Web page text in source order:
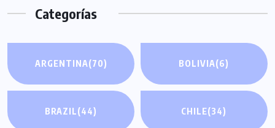
Categorías
ARGENTINA(70) BOLIVIA(6)
BRAZIL(44) CHILE(34)